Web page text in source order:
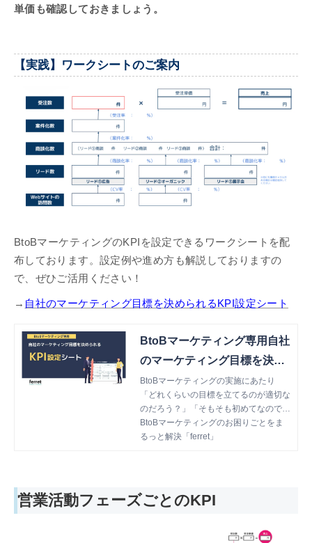
単価も確認しておきましょう。
【実践】ワークシートのご案内
BtoBマーケティングのKPIを設定できるワークシートを配
布しております。設定例や進め方も解説しておりますの
で、ぜひご活用ください！
→ 自社のマーケティング目標を決められるKPI設定シート
BtoBマーケティング専用自社
のマーケティング目標を決め
られるKPI設定ワークシート
BtoBマーケティングの実施にあたり
「どれくらいの目標を立てるのが適切な
のだろう？」「そもそも初めてなので考
え方が分からない」とお悩みではありま
せんか？ 本資料は、BtoBマーケティン
ーケティングのKPIを設定することがで
きます。ぜひご活用ください！
BtoBマーケティングのお困りごとをま
るっと解決「ferret」
営業活動フェーズごとのKPI